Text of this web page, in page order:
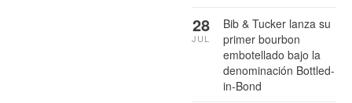
Bib & Tucker lanza su
primer bourbon
embotellado bajo la
denominación Bottled-
in-Bond
28
JUL